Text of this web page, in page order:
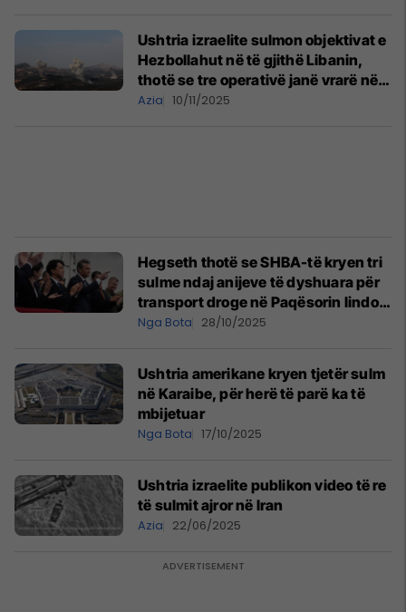
Ushtria izraelite sulmon objektivat e
Hezbollahut në të gjithë Libanin,
thotë se tre operativë janë vrarë në
24 orët e fundit
Azia 10/11/2025
Hegseth thotë se SHBA-të kryen tri
sulme ndaj anijeve të dyshuara për
transport droge në Paqësorin lindor,
duke vrarë 14 persona
Nga Bota 28/10/2025
Ushtria amerikane kryen tjetër sulm
në Karaibe, për herë të parë ka të
mbijetuar
Nga Bota 17/10/2025
Ushtria izraelite publikon video të re
të sulmit ajror në Iran
Azia 22/06/2025